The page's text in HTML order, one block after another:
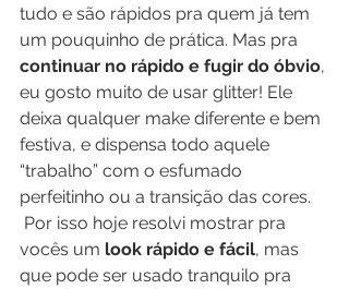
tudo e são rápidos pra quem já tem
um pouquinho de prática. Mas pra
continuar no rápido e fugir do óbvio,
eu gosto muito de usar glitter! Ele
deixa qualquer make diferente e bem
festiva, e dispensa todo aquele
“trabalho” com o esfumado
perfeitinho ou a transição das cores.
Por isso hoje resolvi mostrar pra
vocês um look rápido e fácil, mas
que pode ser usado tranquilo pra